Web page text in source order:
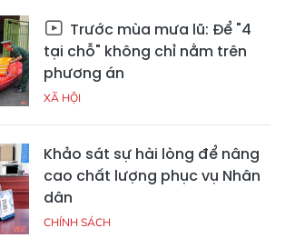
Trước mùa mưa lũ: Để "4
tại chỗ" không chỉ nằm trên
phương án
XÃ HỘI
Khảo sát sự hài lòng để nâng
cao chất lượng phục vụ Nhân
dân
CHÍNH SÁCH